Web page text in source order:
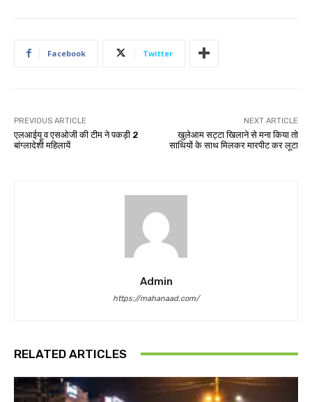
Facebook Twitter
PREVIOUS ARTICLE
एलआईयू व एसओजी की टीम ने पकड़ी 2
बांग्लादेशी महिलायें
NEXT ARTICLE
खुलेआम सट्टा खिलाने से मना किया तो
साथियों के साथ मिलकर मारपीट कर लूटा
Admin
https://mahanaad.com/
RELATED ARTICLES